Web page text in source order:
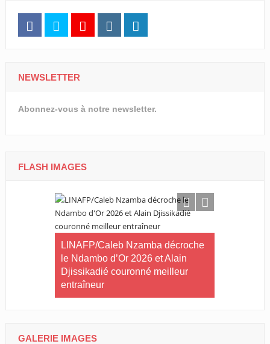
NEWSLETTER
Abonnez-vous à notre newsletter.
FLASH IMAGES
LINAFP/Caleb Nzamba décroche
le Ndambo d’Or 2026 et Alain
Djissikadié couronné meilleur
entraîneur
GALERIE IMAGES